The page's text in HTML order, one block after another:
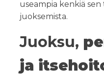
useampia kenkiä
juoksemista.
Juoksu,
ja